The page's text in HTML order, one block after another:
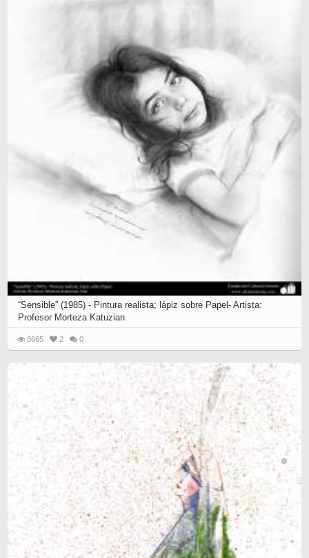
“Sensible” (1985) - Pintura realista; lápiz sobre Papel- Artista:
Profesor Morteza Katuzian
8665 2 0